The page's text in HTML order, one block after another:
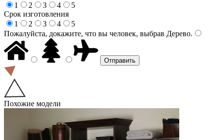
1
2 3 4
5
Срок изготовления
1
2 3 4
5
Пожалуйста, докажите, что вы человек, выбрав Дерево.
Похожие модели